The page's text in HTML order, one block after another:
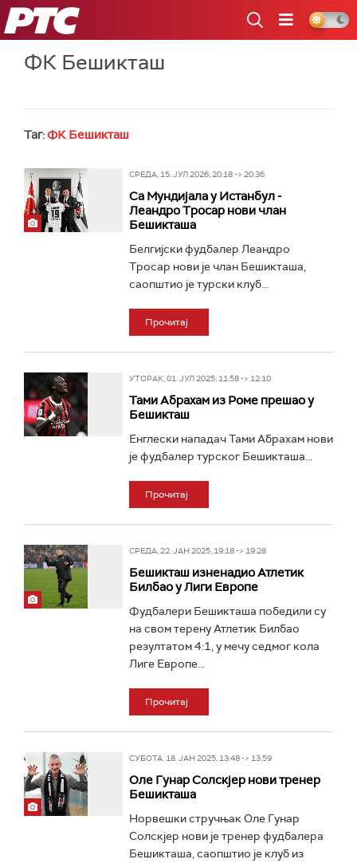
РТС
ФК Бешикташ
Таг:ФК Бешикташ
СРЕДА, 15. ЈУЛ 2026, 20:18 -> 20:36
Са Мундијала у Истанбул -
Леандро Тросар нови члан
Бешикташа
Белгијски фудбалер Леандро
Тросар нови је члан Бешикташа,
саопштио је турски клуб...
Прочитај
УТОРАК, 01. ЈУЛ 2025, 11:58 -> 12:10
Тами Абрахам из Роме прешао у
Бешикташ
Енглески нападач Тами Абрахам нови
је фудбалер турског Бешикташа...
Прочитај
СРЕДА, 22. ЈАН 2025, 19:18 -> 19:28
Бешикташ изненадио Атлетик
Билбао у Лиги Европе
Фудбалери Бешикташа победили су
на свом терену Атлетик Билбао
резултатом 4:1, у мечу седмог кола
Лиге Европе...
Прочитај
СУБОТА, 18. ЈАН 2025, 13:48 -> 13:59
Оле Гунар Солскјер нови тренер
Бешикташа
Норвешки стручњак Оле Гунар
Солскјер нови је тренер фудбалера
Бешикташа, саопштио је клуб из